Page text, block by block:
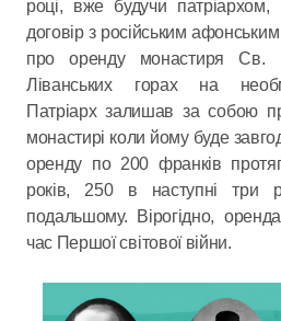
році, вже будучи патріархом,
договір з російським
про оренду монастиря Св.
Ліванських горах на
Патріарх залишав за собою
монастирі коли йому буде
оренду по 200 франків
років, 250 в наступні
подальшому. Вірогідно,
час Першої світової війни.